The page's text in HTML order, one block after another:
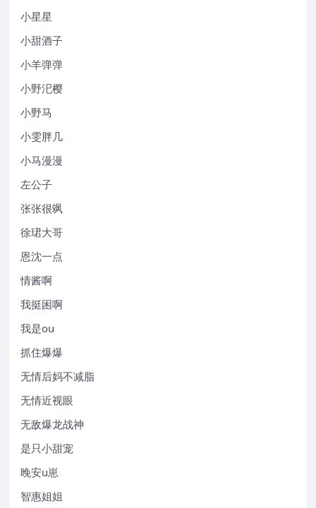
小星星
小甜酒子
小羊弹弹
小野汜樱
小野马
小雯胖几
小马漫漫
左公子
张张很飒
徐珺大哥
恩沈一点
情酱啊
我挺困啊
我是ou
抓住爆爆
无情后妈不减脂
无情近视眼
无敌爆龙战神
是只小甜宠
晚安u崽
智惠姐姐